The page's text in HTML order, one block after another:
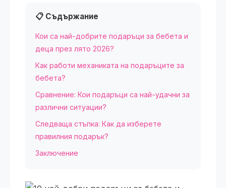
📋 Съдържание
Кои са най-добрите подаръци за бебета и
деца през лято 2026?
Как работи механиката на подаръците за
бебета?
Сравнение: Кои подаръци са най-удачни за
различни ситуации?
Следваща стъпка: Как да изберете
правилния подарък?
Заключение